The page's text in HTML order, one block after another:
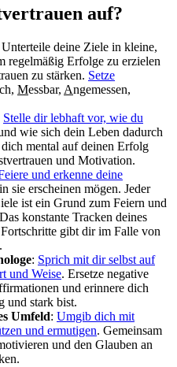
auf?
Unterteile deine Ziele in kleine,
regelmäßig Erfolge zu erzielen
zu stärken. Setze
Messbar, Angemessen,
Stelle dir lebhaft vor, wie du
wie sich dein Leben dadurch
mental auf deinen Erfolg
und Motivation.
und erkenne deine
sie erscheinen mögen. Jeder
ist ein Grund zum Feiern und
konstante Tracken deines
gibt dir im Falle von
: Sprich mit dir selbst auf
und Weise. Ersetze negative
und erinnere dich
und stark bist.
Umfeld: Umgib dich mit
und ermutigen. Gemeinsam
und den Glauben an